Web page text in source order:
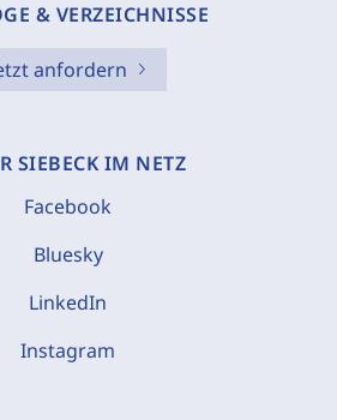
& VERZEICHNISSE
anfordern
SIEBECK IM NETZ
Facebook
Bluesky
LinkedIn
Instagram